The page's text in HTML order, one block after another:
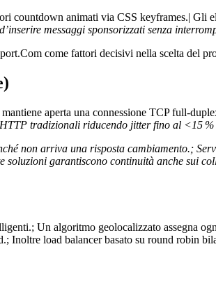
countdown animati via CSS keyframes.| Gli
messaggi sponsorizzati senza
come fattori decisivi nella scelta del
aperta una connessione TCP
tradizionali riducendo jitter fino al <15
non arriva una risposta cambiamento.;
garantiscono continuità anche sui
Un algoritmo geolocalizzato assegna
Inoltre load balancer basato su round robin